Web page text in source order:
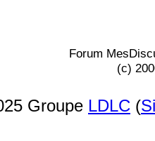
Forum
(c)
Groupe LDLC (